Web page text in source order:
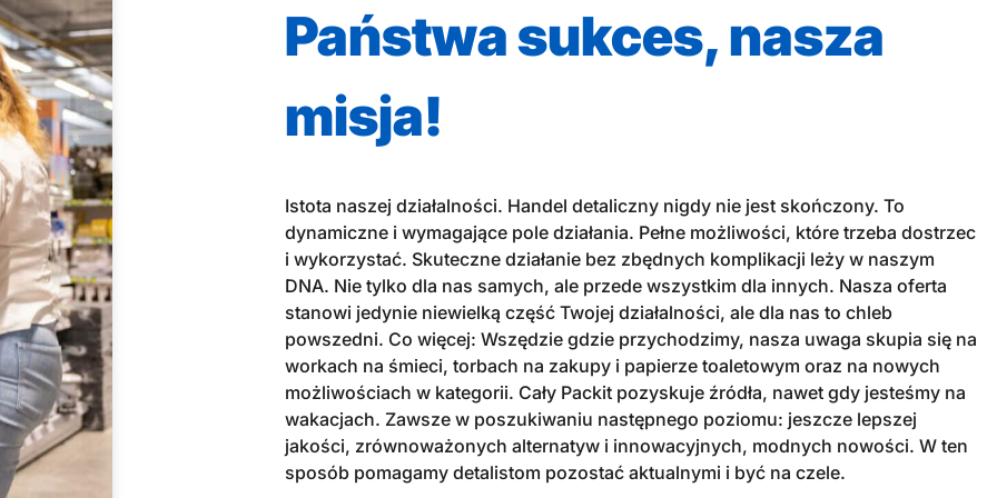
Państwa sukces, nasza
misja!
Istota naszej działalności. Handel detaliczny nigdy nie jest skończony. To
dynamiczne i wymagające pole działania. Pełne możliwości, które trzeba dostrzec
i wykorzystać. Skuteczne działanie bez zbędnych komplikacji leży w naszym
DNA. Nie tylko dla nas samych, ale przede wszystkim dla innych. Nasza oferta
stanowi jedynie niewielką część Twojej działalności, ale dla nas to chleb
powszedni. Co więcej: Wszędzie gdzie przychodzimy, nasza uwaga skupia się na
workach na śmieci, torbach na zakupy i papierze toaletowym oraz na nowych
możliwościach w kategorii. Cały Packit pozyskuje źródła, nawet gdy jesteśmy na
wakacjach. Zawsze w poszukiwaniu następnego poziomu: jeszcze lepszej
jakości, zrównoważonych alternatyw i innowacyjnych, modnych nowości. W ten
sposób pomagamy detalistom pozostać aktualnymi i być na czele.